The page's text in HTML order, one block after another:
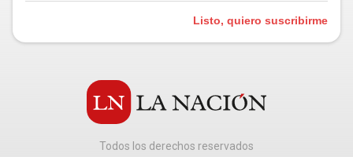
Listo, quiero suscribirme
Todos los derechos reservados